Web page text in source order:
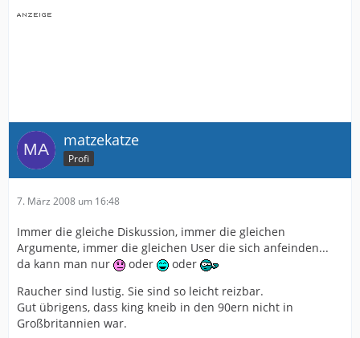
matzekatze
Profi
7. März 2008 um 16:48
Immer die gleiche Diskussion, immer die gleichen
Argumente, immer die gleichen User die sich anfeinden...
da kann man nur
oder
oder
Raucher sind lustig. Sie sind so leicht reizbar.
Gut übrigens, dass king kneib in den 90ern nicht in
Großbritannien war.